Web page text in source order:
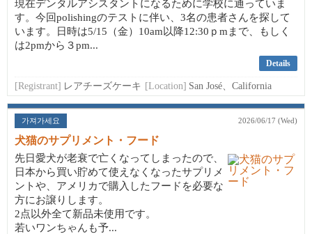
現在デンタルアシスタントになるために学校に通っていま
す。今回polishingのテストに伴い、3名の患者さんを探して
います。日時は5/15（金）10am以降12:30ｐmまで、もしく
は2pmから３pm...
Details
[Registrant] レアチーズケーキ [Location] San José、California
가져가세요 2026/06/17 (Wed)
犬猫のサプリメント・フード
先日愛犬が老衰で亡くなってしまったので、
日本から買い貯めて使えなくなったサプリメ
ントや、アメリカで購入したフードを必要な
方にお譲りします。
2点以外全て新品未使用です。
若いワンちゃんも予...